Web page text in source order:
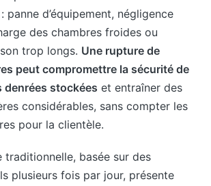
panne d’équipement, négligence
des chambres froides ou
trop longs. Une rupture de
peut compromettre la sécurité de
denrées stockées et entraîner des
considérables, sans compter les
pour la clientèle.
traditionnelle, basée sur des
plusieurs fois par jour, présente